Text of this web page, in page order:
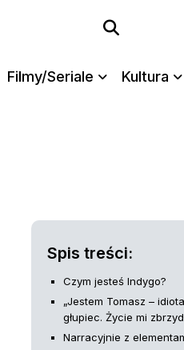
Filmy/Seriale Kultura
Spis treści:
Czym jesteś Indygo?
„Jestem Tomasz –
głupiec. Życie mi
Narracyjnie z